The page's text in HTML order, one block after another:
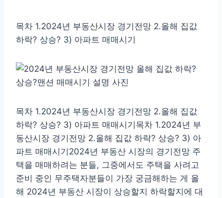
목차 1.2024년 부동산시장 경기전망 2.올해 집값
하락? 상승? 3) 아파트 매매시기
목차 1.2024년 부동산시장 경기전망 2.올해 집값
하락? 상승? 3) 아파트 매매시기목차 1.2024년 부
동산시장 경기전망 2.올해 집값 하락? 상승? 3) 아
파트 매매시기2024년 부동산 시장의 경기전망 주
택을 매매하려는 분들, 그중에서도 주택을 사려고
준비 중인 무주택자분들이 가장 궁금해하는 게 올
해 2024년 부동산 시장이 상승할지 하락할지에 대